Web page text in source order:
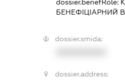
dossier.benefRole:
БЕНЕФІЦІАРНИЙ
dossier.smida:
dossier.address: